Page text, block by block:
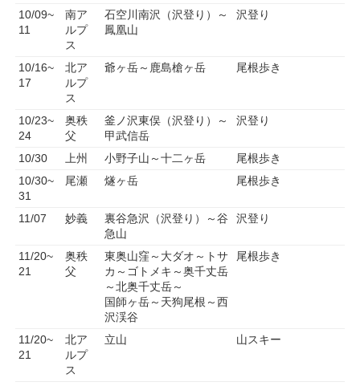
10/09~
11
南ア
ルプ
ス
石空川南沢（沢登り）～
鳳凰山
沢登り
10/16~
17
北ア
ルプ
ス
爺ヶ岳～鹿島槍ヶ岳 尾根歩き
10/23~
24
奥秩
父
釜ノ沢東俣（沢登り）～
甲武信岳
沢登り
10/30 上州 小野子山～十二ヶ岳
尾根歩き
10/30~
31
尾瀬 燧ヶ岳 尾根歩き
11/07 妙義
裏谷急沢（沢登り）～谷
急山
沢登り
11/20~
21
奥秩
父
東奥山窪～大ダオ～トサ
カ～ゴトメキ～奥千丈岳
～北奥千丈岳～
国師ヶ岳～天狗尾根～西
沢渓谷
尾根歩き
11/20~
21
北ア
ルプ
ス
立山 山スキー